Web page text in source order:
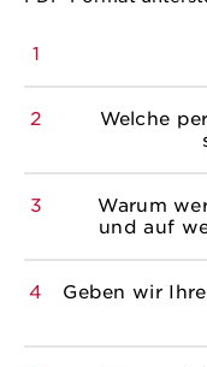
1
2
Welche
3
Warum
und auf
4
Geben wir